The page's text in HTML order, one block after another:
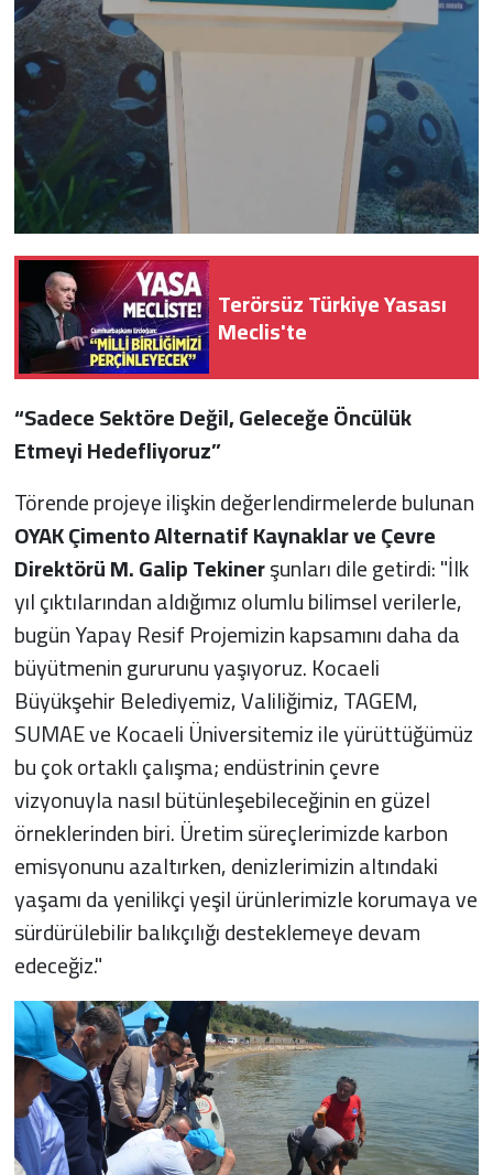
Terörsüz Türkiye Yasası
Meclis'te
“Sadece Sektöre Değil, Geleceğe Öncülük
Etmeyi Hedefliyoruz”
Törende projeye ilişkin değerlendirmelerde bulunan
OYAK Çimento Alternatif Kaynaklar ve Çevre
Direktörü M. Galip Tekinerşunları dile getirdi: "İlk
yıl çıktılarından aldığımız olumlu bilimsel verilerle,
bugün Yapay Resif Projemizin kapsamını daha da
büyütmenin gururunu yaşıyoruz. Kocaeli
Büyükşehir Belediyemiz, Valiliğimiz, TAGEM,
SUMAE ve Kocaeli Üniversitemiz ile yürüttüğümüz
bu çok ortaklı çalışma; endüstrinin çevre
vizyonuyla nasıl bütünleşebileceğinin en güzel
örneklerinden biri. Üretim süreçlerimizde karbon
emisyonunu azaltırken, denizlerimizin altındaki
yaşamı da yenilikçi yeşil ürünlerimizle korumaya ve
sürdürülebilir balıkçılığı desteklemeye devam
edeceğiz."